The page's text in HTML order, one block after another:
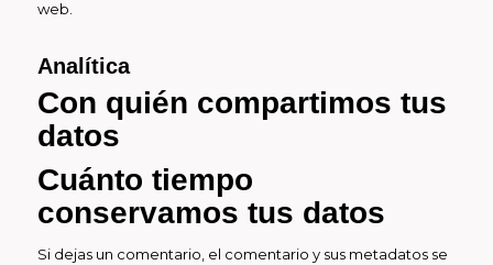
web.
Analítica
Con quién compartimos tus
datos
Cuánto tiempo
conservamos tus datos
Si dejas un comentario, el comentario y sus metadatos se